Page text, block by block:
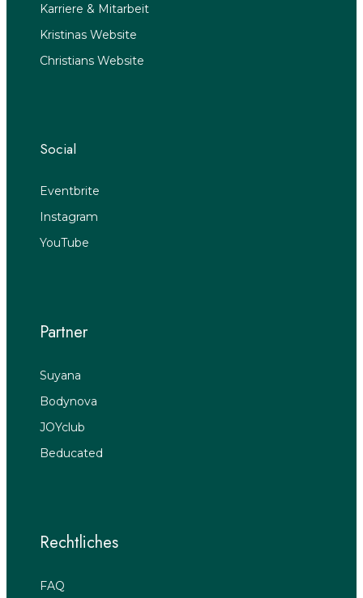
Karriere & Mitarbeit
Kristinas Website
Christians Website
Social
Eventbrite
Instagram
YouTube
Partner
Suyana
Bodynova
JOYclub
Beducated
Rechtliches
FAQ